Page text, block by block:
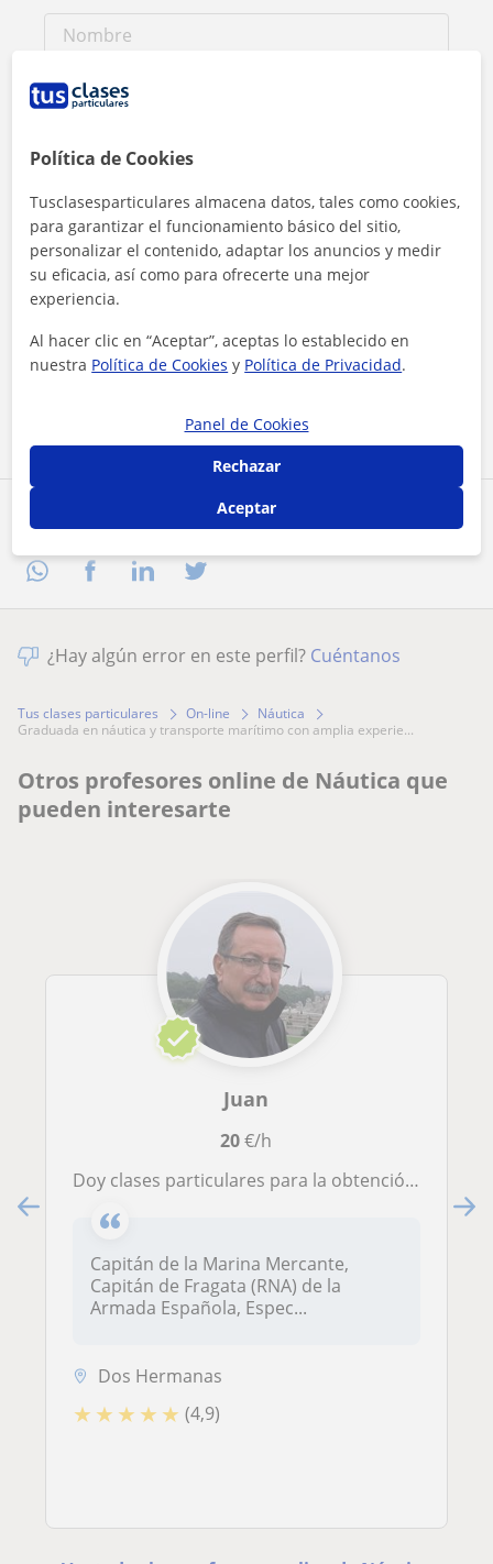
Comparte a este profesor
Al hacer clic, aceptas nuestroaviso legaly deprivacidad
¿Hay algún error en este perfil? Cuéntanos
Tus clases particulares On-line
Náutica
graduada en náutica y transporte marítimo con amplia experie...
Otros profesores online de Náutica que
pueden interesarte
Juan
20€/h
Doy clases particulares para la obtención del PER, Patrón de Yate, ,Capitán de Yate, patrón Básico. También para alumnos de Náutica, Patrones de Pesca
Capitán de la Marina Mercante,
Capitán de Fragata (RNA) de la
Armada Española, Espec...
Dos Hermanas
★ ★ ★ ★ ★ (4,9)
Política de Cookies
Tusclasesparticulares almacena datos, tales como cookies,
para garantizar el funcionamiento básico del sitio,
personalizar el contenido, adaptar los anuncios y medir
su eficacia, así como para ofrecerte una mejor
experiencia.
Al hacer clic en “Aceptar”, aceptas lo establecido en
nuestra Política de Cookies y Política de Privacidad.
Panel de Cookies
Rechazar
Aceptar